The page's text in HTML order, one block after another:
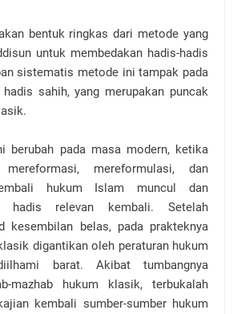
bentuk ringkas dari metode yang
untuk membedakan hadis-hadis
sistematis metode ini tampak pada
sahih, yang merupakan puncak
berubah pada masa modern, ketika
mereformulasi, dan
hukum Islam muncul dan
hadis relevan kembali. Setelah
kesembilan belas, pada prakteknya
digantikan oleh peraturan hukum
barat. Akibat tumbangnya
mazhab hukum klasik, terbukalah
kembali sumber-sumber hukum